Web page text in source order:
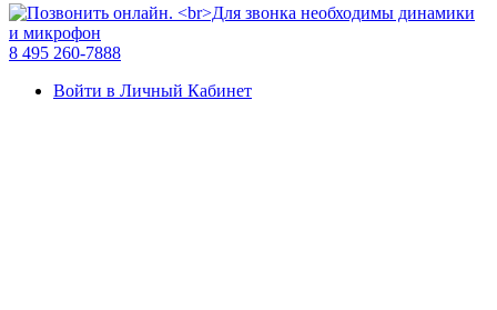
8 495 260-7888
Войти в Личный Кабинет